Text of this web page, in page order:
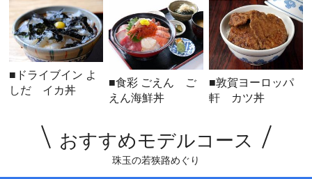
■ドライブイン よ
しだ イカ丼
■食彩 ごえん ご
えん海鮮丼
■敦賀ヨーロッパ
軒 カツ丼
おすすめモデルコース
珠玉の若狭路めぐり